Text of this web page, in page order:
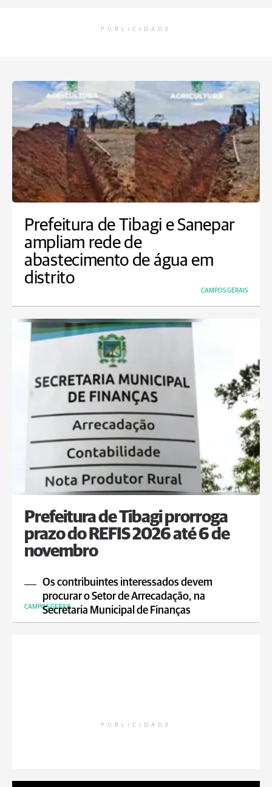
PUBLICIDADE
Prefeitura de Tibagi e Sanepar
ampliam rede de
abastecimento de água em
distrito
CAMPOS GERAIS
Prefeitura de Tibagi prorroga
prazo do REFIS 2026 até 6 de
novembro
Os contribuintes interessados devem
procurar o Setor de Arrecadação, na
Secretaria Municipal de Finanças
CAMPOS GERAIS
PUBLICIDADE